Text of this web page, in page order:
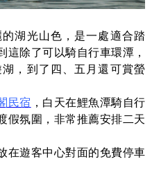
湖光山色，是一處適合踏
這除了可以騎自行車環潭，
，到了四、五月還可賞螢
民宿 ，白天在鯉魚潭騎自行
假氛圍，非常推薦安排二天
在遊客中心對面的免費停車